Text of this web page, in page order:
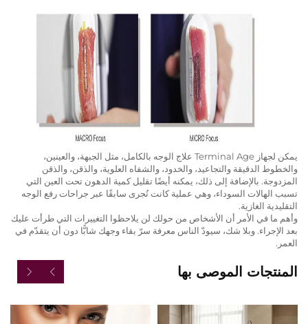
يمكن لجهاز Terminal Age علاج الوجه بالكامل، مثل الجبهة، والعينين،
والخطوط الدقيقة والتجاعيد، والخدود، والشفاه العلوية، والذقن، والذقن
المزدوجة. بالإضافة إلى ذلك، يمكنه أيضًا تقليل كمية الدهون تحت العين التي
تسبب الهالات السوداء، وهي عملية كانت تُجرى سابقًا عبر جراحات رفع الوجه
التقليدية الغازية.
وأهم ما في الأمر أن الأشخاص من حولك لن يلاحظوا التغييرات التي طرأت عليك
بعد الإجراء. وبلا شك، سيودّ الناس معرفة سرّ بقاء وجهك شابًّا دون أن يتقدّم في
العمر.
المنتجات الموصى بها